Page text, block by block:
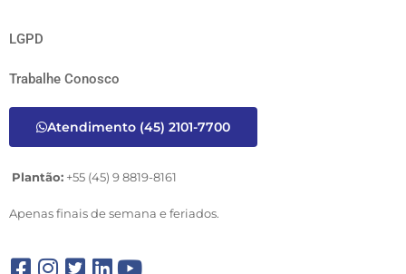
LGPD
Trabalhe Conosco
Atendimento (45) 2101-7700
Plantão: +55 (45) 9 8819-8161
Apenas finais de semana e feriados.